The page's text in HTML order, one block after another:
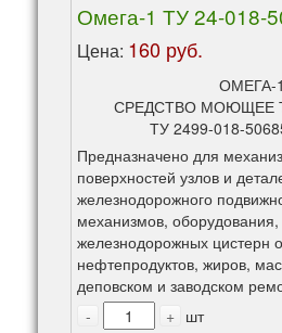
Омега-1 ТУ 24-018-
Цена: 160 руб.
ОМЕГА-1
СРЕДСТВО МОЮЩЕЕ
ТУ 2499-018-
Предназначено для
поверхностей узлов и
железнодорожного
механизмов, оборудования,
железнодорожных цистерн
нефтепродуктов, жиров,
деповском и заводском
-
+ шт